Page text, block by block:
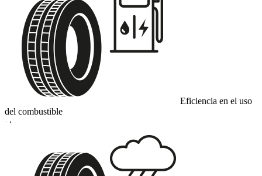
Eficiencia en el uso
del combustible
D